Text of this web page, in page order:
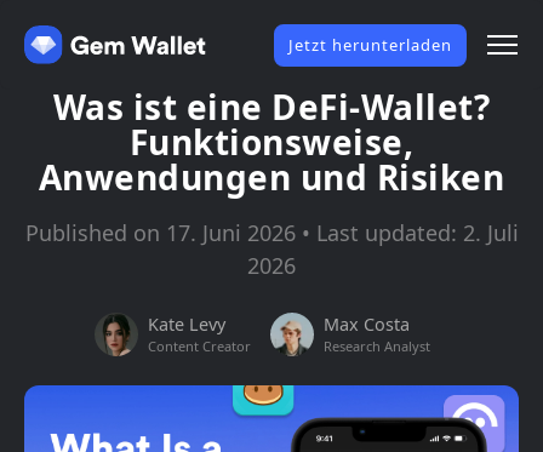
Jetzt herunterladen
Was ist eine DeFi-Wallet?
Funktionsweise,
Anwendungen und Risiken
Published on 17. Juni 2026 • Last updated: 2. Juli
2026
Kate Levy
Content Creator
Max Costa
Research Analyst